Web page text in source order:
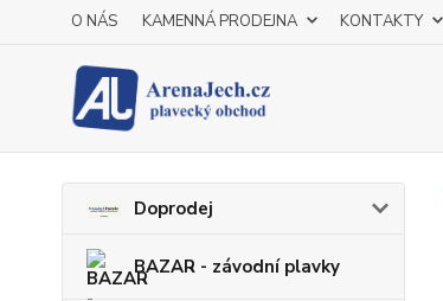
O NÁS KAMENNÁ PRODEJNA KONTAKTY
Doprodej
BAZAR - závodní plavky